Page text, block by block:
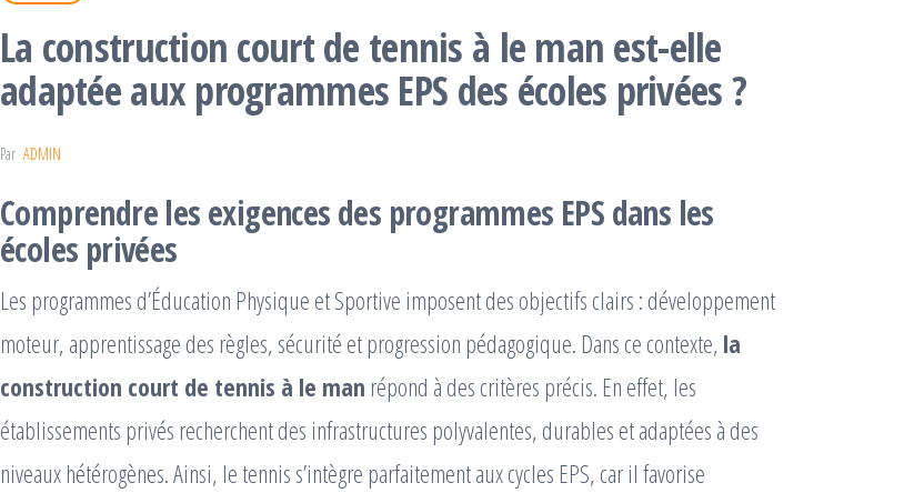
La construction court de tennis à le man est-elle
adaptée aux programmes EPS des écoles privées ?
Par ADMIN
Comprendre les exigences des programmes EPS dans les
écoles privées
Les programmes d’Éducation Physique et Sportive imposent des objectifs clairs : développement
moteur, apprentissage des règles, sécurité et progression pédagogique. Dans ce contexte, la
construction court de tennis à le man répond à des critères précis. En effet, les
établissements privés recherchent des infrastructures polyvalentes, durables et adaptées à des
niveaux hétérogènes. Ainsi, le tennis s’intègre parfaitement aux cycles EPS, car il favorise